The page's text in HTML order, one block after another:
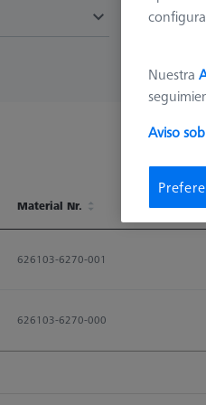
Material Nr.
626103-6270-001
626103-6270-000
Nuestra
Aviso